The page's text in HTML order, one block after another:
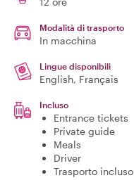
Modalità di trasporto
In macchina
Lingue disponibili
English, Français
Incluso
Entrance tickets
Private guide
Meals
Driver
Trasporto incluso